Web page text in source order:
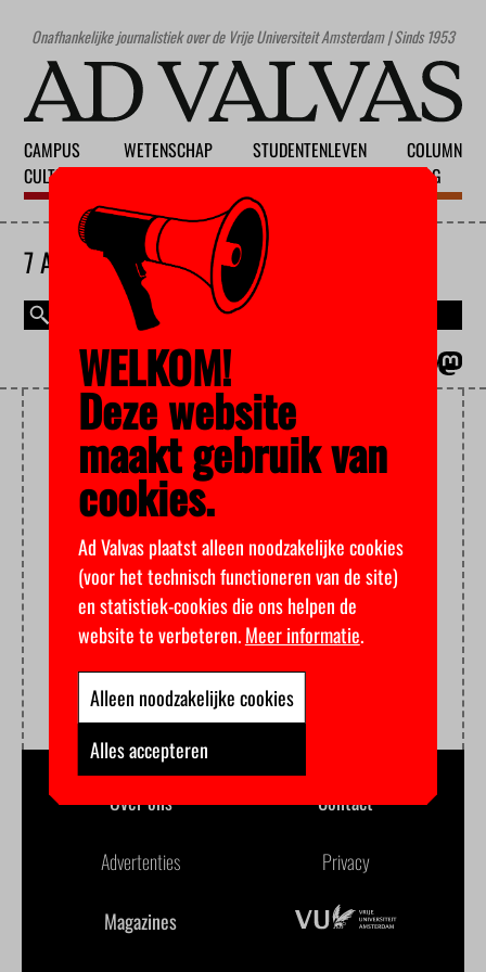
Onafhankelijke journalistiek over de Vrije Universiteit Amsterdam | Sinds 1953
CAMPUS
CULTUUR
WETENSCHAP
STUDENTENLEVEN
COLUMN
BLOG
7 AUGUSTUS 2026
FACULTEITSBESTUUR
Over ons Contact
Advertenties Privacy
Magazines
WELKOM!
Deze website
maakt gebruik van
cookies.
Ad Valvas plaatst alleen noodzakelijke cookies
(voor het technisch functioneren van de site)
en statistiek-cookies die ons helpen de
website te verbeteren.Meer informatie.
Alleen noodzakelijke cookies
Alles accepteren